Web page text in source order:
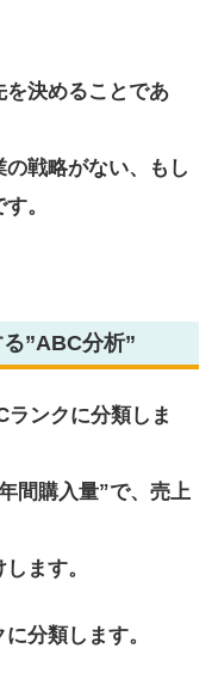
決めることであ
戦略がない、もし
。
”ABC分析”
ンクに分類しま
間購入量”で、売上
ます。
分類します。